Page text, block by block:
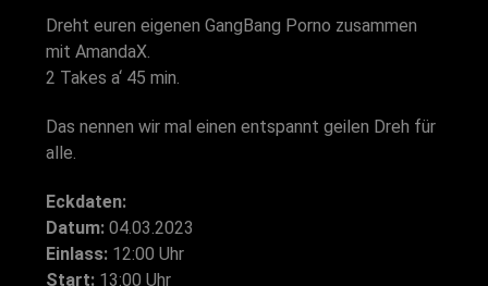
Dreht euren eigenen GangBang Porno zusammen
mit AmandaX.
2 Takes a‘ 45 min.
Das nennen wir mal einen entspannt geilen Dreh für
alle.
Eckdaten:
Datum: 04.03.2023
Einlass: 12:00 Uhr
Start: 13:00 Uhr